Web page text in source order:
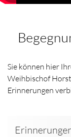
Sie können hier
Weihbischof
Erinnerungen